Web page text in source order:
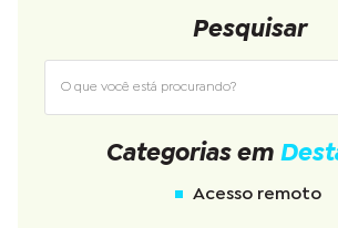
Pesquisar
Categorias em
Acesso remoto